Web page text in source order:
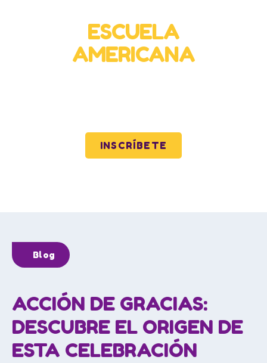
ESCUELA
AMERICANA
INSCRÍBETE
Blog
ACCIÓN DE GRACIAS:
DESCUBRE EL ORIGEN DE
ESTA CELEBRACIÓN